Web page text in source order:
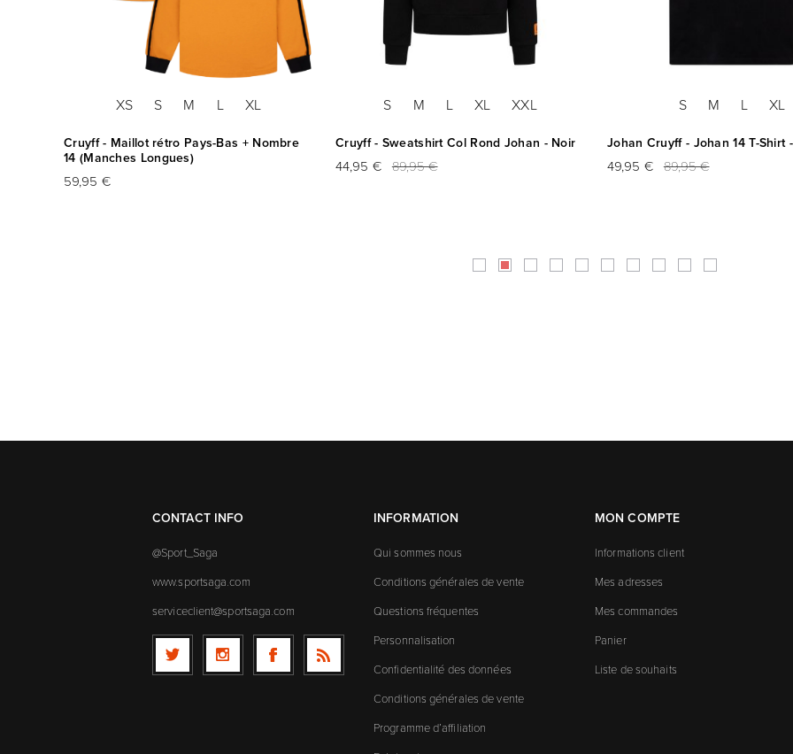
XS S M L XL
Cruyff - Maillot rétro Pays-Bas + Nombre
14 (Manches Longues)
59,95 €
S M L XL XXL
Cruyff - Sweatshirt Col Rond Johan - Noir
44,95 € 89,95 €
S M L XL
Johan Cruyff - Johan 14 T-Shirt
49,95 € 89,95 €
CONTACT INFO
@Sport_Saga
www.sportsaga.com
serviceclient@sportsaga.com
INFORMATION
Qui sommes nous
Conditions générales de vente
Questions fréquentes
Personnalisation
Confidentialité des données
Conditions générales de vente
Programme d’affiliation
MON COMPTE
Informations client
Mes adresses
Mes commandes
Panier
Liste de souhaits